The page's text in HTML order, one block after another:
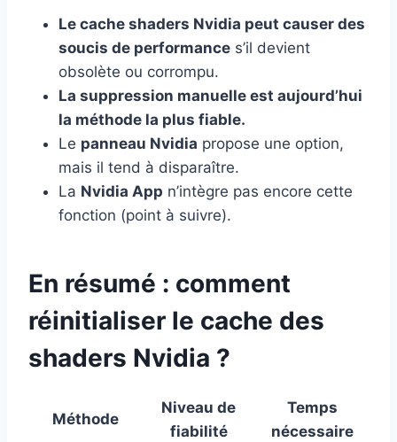
Le cache shaders Nvidia peut causer des
soucis de performance s’il devient
obsolète ou corrompu.
La suppression manuelle est aujourd’hui
la méthode la plus fiable.
Le panneau Nvidia propose une option,
mais il tend à disparaître.
La Nvidia App n’intègre pas encore cette
fonction (point à suivre).
En résumé : comment
réinitialiser le cache des
shaders Nvidia ?
Méthode
Niveau de
fiabilité
Temps
nécessaire